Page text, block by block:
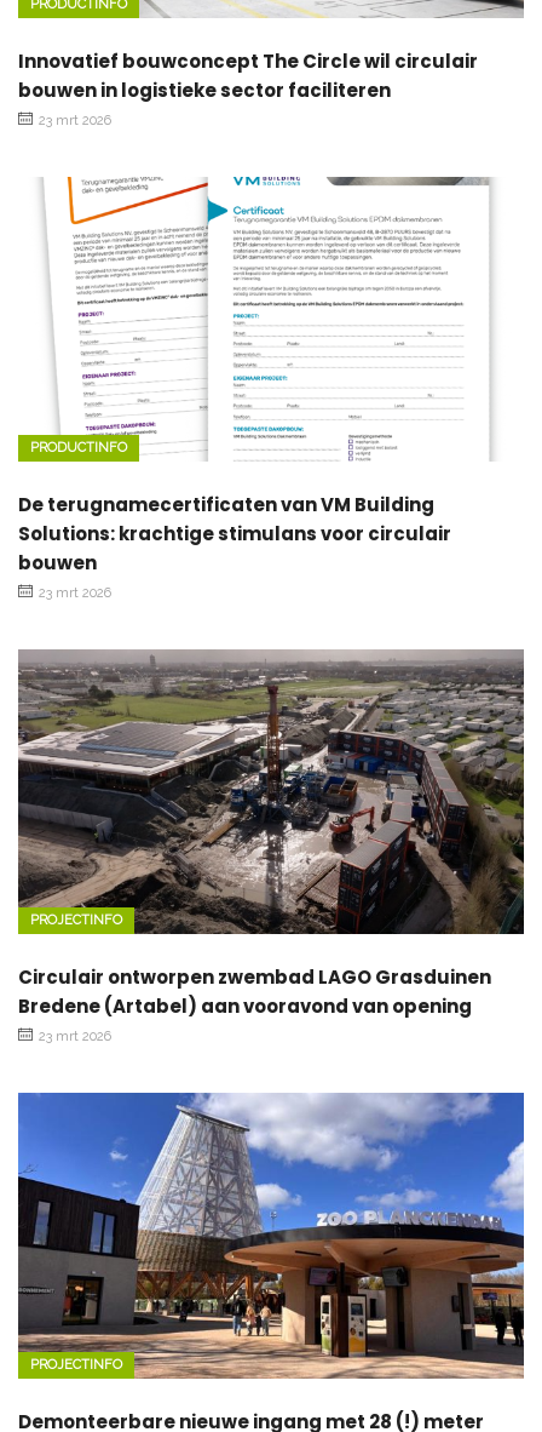
PRODUCTINFO
Innovatief bouwconcept The Circle wil circulair
bouwen in logistieke sector faciliteren
23 mrt 2026
PRODUCTINFO
De terugnamecertificaten van VM Building
Solutions: krachtige stimulans voor circulair
bouwen
23 mrt 2026
PROJECTINFO
Circulair ontworpen zwembad LAGO Grasduinen
Bredene (Artabel) aan vooravond van opening
23 mrt 2026
PROJECTINFO
Demonteerbare nieuwe ingang met 28 (!) meter